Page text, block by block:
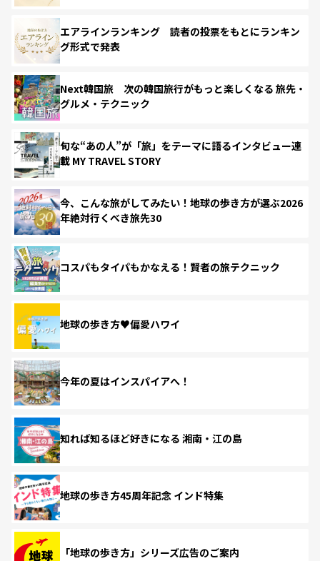
エアラインランキング 読者の投票をもとにランキン
グ形式で発表
Next韓国旅 次の韓国旅行がもっと楽しくなる 旅先・
グルメ・テクニック
旬な“あの人”が「旅」をテーマに語るインタビュー連
載 MY TRAVEL STORY
今、こんな旅がしてみたい！地球の歩き方が選ぶ2026
年絶対行くべき旅先30
コスパもタイパもかなえる！賢者の旅テクニック
地球の歩き方♥偏愛ハワイ
今年の夏はインスパイアへ！
知れば知るほど好きになる 湘南・江の島
地球の歩き方45周年記念 インド特集
「地球の歩き方」シリーズ広告のご案内